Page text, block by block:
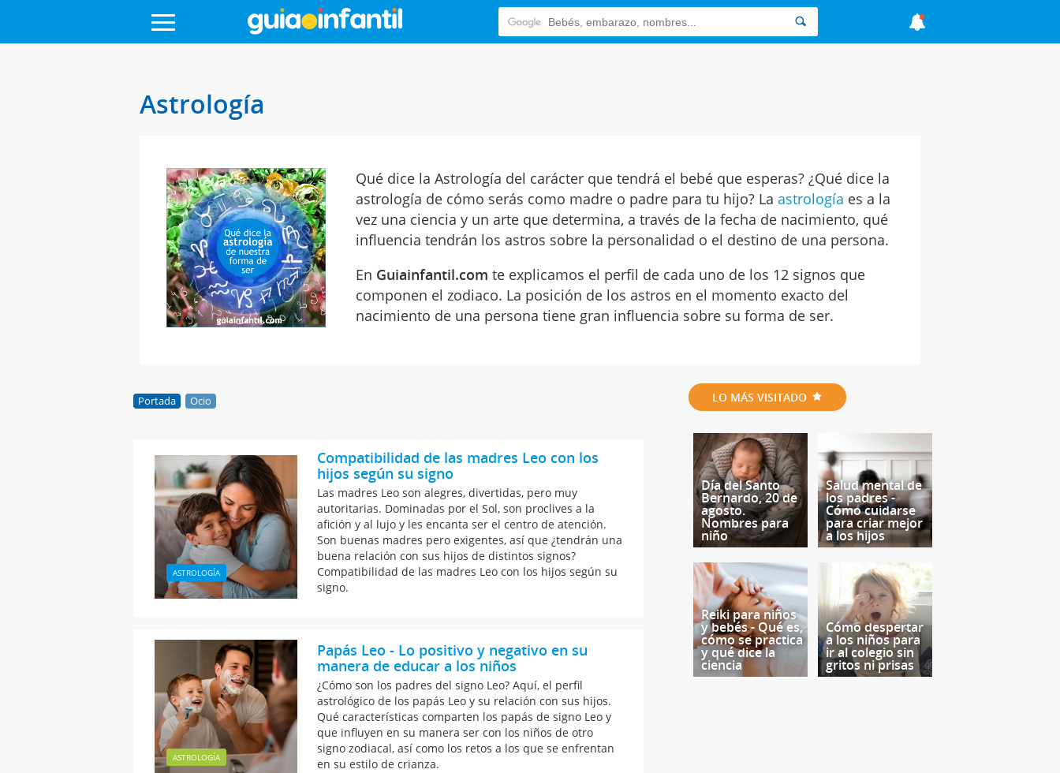
Astrología
Qué dice la Astrología del carácter que tendrá el bebé que esperas? ¿Qué dice la
astrología de cómo serás como madre o padre para tu hijo? La astrología es a la
vez una ciencia y un arte que determina, a través de la fecha de nacimiento, qué
influencia tendrán los astros sobre la personalidad o el destino de una persona.
En Guiainfantil.com te explicamos el perfil de cada uno de los 12 signos que
componen el zodiaco. La posición de los astros en el momento exacto del
nacimiento de una persona tiene gran influencia sobre su forma de ser.
Portada Ocio
ASTROLOGÍA
Compatibilidad de las madres Leo con los
hijos según su signo
Las madres Leo son alegres, divertidas, pero muy
autoritarias. Dominadas por el Sol, son proclives a la
afición y al lujo y les encanta ser el centro de atención.
Son buenas madres pero exigentes, así que ¿tendrán una
buena relación con sus hijos de distintos signos?
Compatibilidad de las madres Leo con los hijos según su
signo.
ASTROLOGÍA
Papás Leo - Lo positivo y negativo en su
manera de educar a los niños
¿Cómo son los padres del signo Leo? Aquí, el perfil
astrológico de los papás Leo y su relación con sus hijos.
Qué características comparten los papás de signo Leo y
que influyen en su manera ser con los niños de otro
signo zodiacal, así como los retos a los que se enfrentan
en su estilo de crianza.
LO MÁS VISITADO
Día del Santo
Bernardo, 20 de
agosto.
Nombres para
niño
Salud mental de
los padres -
Cómo cuidarse
para criar mejor
a los hijos
Reiki para niños
y bebés - Qué es,
cómo se practica
y qué dice la
ciencia
Cómo despertar
a los niños para
ir al colegio sin
gritos ni prisas